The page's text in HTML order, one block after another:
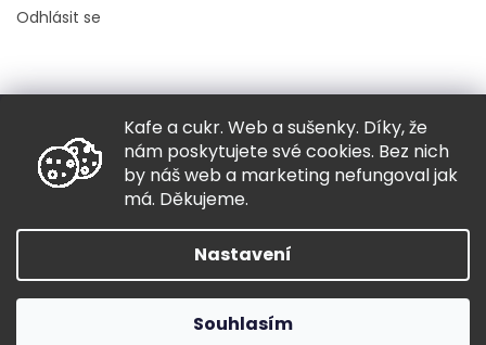
Kafe a cukr. Web a sušenky. Díky, že
nám poskytujete své cookies. Bez nich
by náš web a marketing nefungoval jak
má. Děkujeme.
Nastavení
Souhlasím
Odhlásit se
Copyright 2026Hugo chodí bos. Všechna práva vyhrazena.
Grafický návrh vytvořil a nakódovalShoptak.cz